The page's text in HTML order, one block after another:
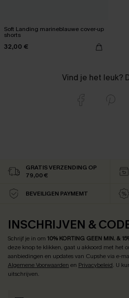
Soft Landing marineblauwe cover-up
shorts
32,00 €
Vind je het leuk?
GRATIS VERZENDING OP
79,00 €
BEVEILIGEN PAYMEMT
INSCHRIJVEN &
Schrijf je in om 10% KORTING GEEN MIN. &
deze knop te klikken, gaat u akkoord met het
aanbiedingen en updates van Cupshe via e-
Algemene Voorwaarden en Privacybeleid. U
uitschrijven.